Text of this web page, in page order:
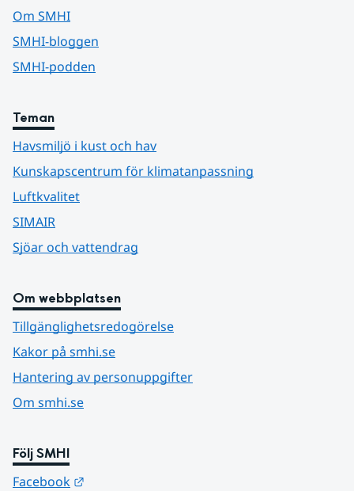
Om SMHI
SMHI-bloggen
SMHI-podden
Teman
Havsmiljö i kust och hav
Kunskapscentrum för klimatanpassning
Luftkvalitet
SIMAIR
Sjöar och vattendrag
Om webbplatsen
Tillgänglighetsredogörelse
Kakor på smhi.se
Hantering av personuppgifter
Om smhi.se
Följ SMHI
Facebook